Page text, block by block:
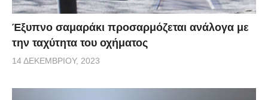
Έξυπνο σαμαράκι προσαρμόζεται ανάλογα με
την ταχύτητα του οχήματος
14 ΔΕΚΕΜΒΡΊΟΥ, 2023